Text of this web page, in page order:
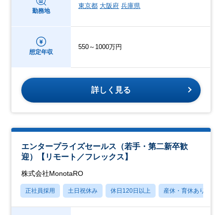
勤務地
東京都 大阪府 兵庫県
想定年収
550～1000万円
詳しく見る
エンタープライズセールス（若手・第二新卒歓
迎）【リモート／フレックス】
株式会社MonotaRO
正社員採用 土日祝休み 休日120日以上 産休・育休あり